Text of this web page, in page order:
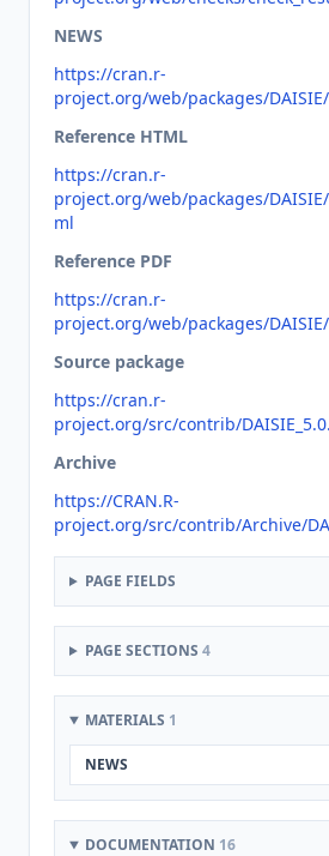
NEWS
https://cran.r-
project.org/web/packages/
Reference HTML
https://cran.r-
project.org/web/packages/
ml
Reference PDF
https://cran.r-
project.org/web/packages/
Source package
https://cran.r-
project.org/src/contrib/
Archive
https://CRAN.R-
project.org/src/contrib/Archive/
PAGE FIELDS
PAGE SECTIONS 4
MATERIALS 1
NEWS
DOCUMENTATION 16